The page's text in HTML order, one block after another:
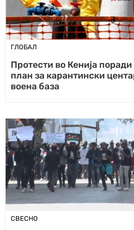
ГЛОБАЛ
Протести во Кенија
план за карантински
воена база
СВЕСНО